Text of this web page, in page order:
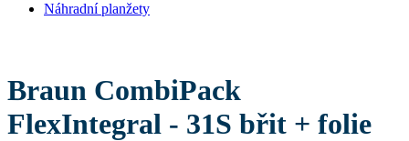
Náhradní planžety
Braun CombiPack
FlexIntegral - 31S břit + folie